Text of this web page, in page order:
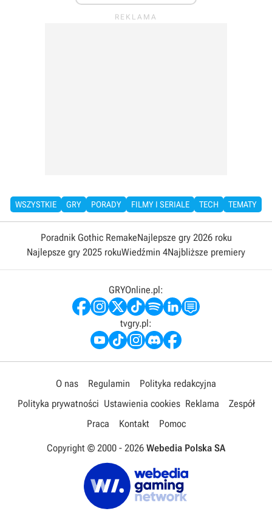
WSZYSTKIE GRY PORADY FILMY I SERIALE TECH TEMATY
Poradnik Gothic RemakeNajlepsze gry 2026 roku
Najlepsze gry 2025 rokuWiedźmin 4Najbliższe premiery
GRYOnline.pl:
tvgry.pl:
O nas Regulamin
Polityka redakcyjna
Polityka prywatności Ustawienia cookies Reklama
Zespół
Praca
Kontakt Pomoc
Copyright © 2000 - 2026 Webedia Polska SA